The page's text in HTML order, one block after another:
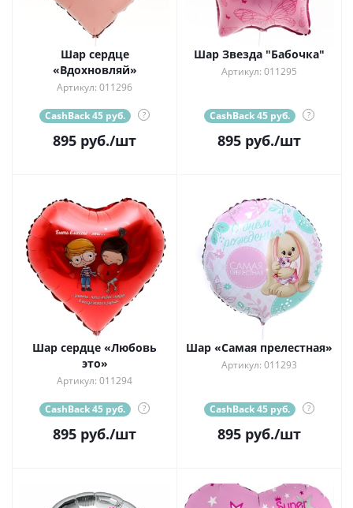
Шар сердце
«Вдохновляй»
Артикул: 011296
CashBack 45 руб. ?
895 руб./шт
Шар Звезда "Бабочка"
Артикул: 011295
CashBack 45 руб. ?
895 руб./шт
Шар сердце «Любовь
это»
Артикул: 011294
CashBack 45 руб. ?
895 руб./шт
Шар «Самая прелестная»
Артикул: 011293
CashBack 45 руб. ?
895 руб./шт